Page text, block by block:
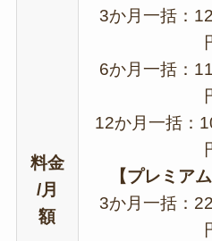
料金
/月
額
3か月一括：
6か月一括：
12か月一括：
【プレミア
3か月一括：